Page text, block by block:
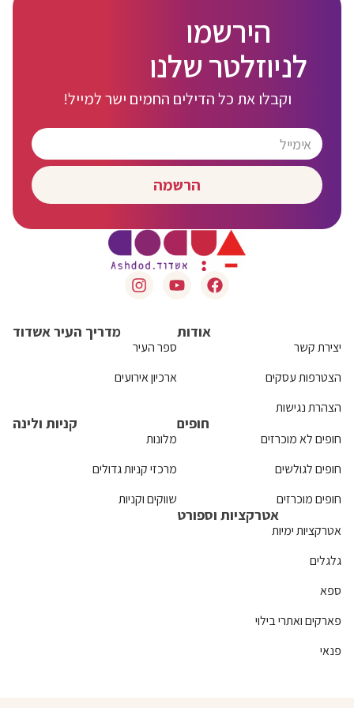
הירשמו
לניוזלטר שלנו
וקבלו את כל הדילים החמים ישר למייל!
הרשמה
אודות
יצירת קשר
הצטרפות עסקים
הצהרת נגישות
מדריך העיר אשדוד
ספר העיר
ארכיון אירועים
חופים
חופים לא מוכרזים
חופים לגולשים
חופים מוכרזים
קניות ולינה
מלונות
מרכזי קניות גדולים
שווקים וקניות
אטרקציות וספורט
אטרקציות ימיות
גלגלים
ספא
פארקים ואתרי בילוי
פנאי